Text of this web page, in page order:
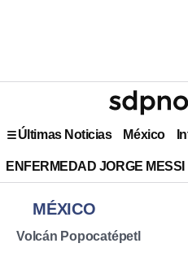
Últimas Noticias México
ENFERMEDAD JORGE MESSI
MÉXICO
Volcán Popocatépetl